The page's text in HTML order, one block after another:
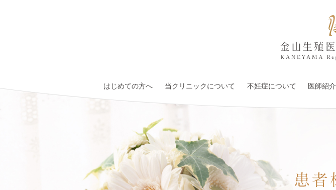
はじめての方へ 当クリニックについて 不妊症について 医師紹介